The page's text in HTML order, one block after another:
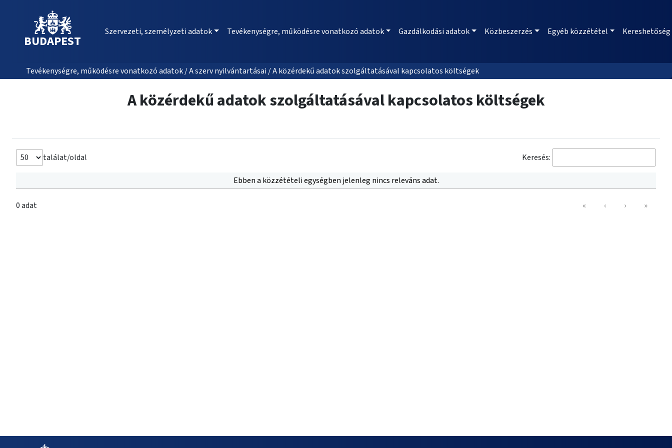
BUDAPEST
Szervezeti, személyzeti adatok Tevékenységre, működésre vonatkozó adatok Gazdálkodási adatok Közbeszerzés Egyéb közzététel Kereshetőség
Tevékenységre, működésre vonatkozó adatok / A szerv nyilvántartásai / A közérdekű adatok szolgáltatásával kapcsolatos költségek
A közérdekű adatok szolgáltatásával kapcsolatos költségek
találat/oldal Keresés:
Ebben a közzétételi egységben jelenleg nincs releváns adat.
0 adat « ‹ › »